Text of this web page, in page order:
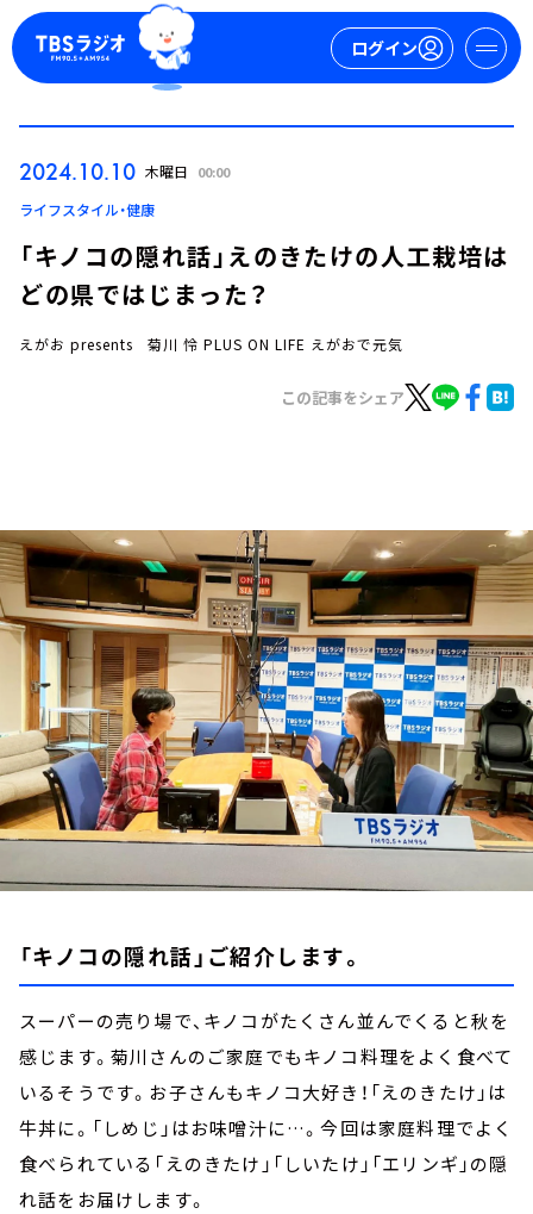
ログイン
ログイン
お知らせ
イベント・グッズ
YouTube
会社情報
2024.10.10 木曜日 00:00
ライフスタイル・健康
「キノコの隠れ話」えのきたけの人工栽培は
どの県ではじまった？
えがお presents 菊川 怜 PLUS ON LIFE えがおで元気
この記事をシェア
「キノコの隠れ話」ご紹介します。
スーパーの売り場で、キノコがたくさん並んでくると秋を
感じます。菊川さんのご家庭でもキノコ料理をよく食べて
いるそうです。お子さんもキノコ大好き！「えのきたけ」は
牛丼に。「しめじ」はお味噌汁に…。今回は家庭料理でよく
食べられている「えのきたけ」「しいたけ」「エリンギ」の隠
れ話をお届けします。